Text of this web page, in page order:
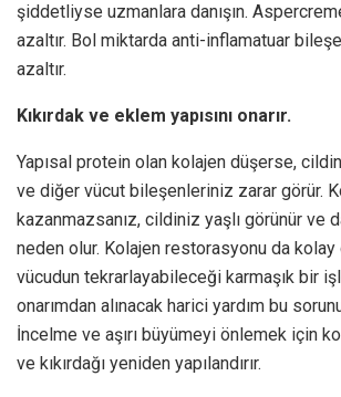
şiddetliyse uzmanlara danışın.
azaltır. Bol miktarda anti-inflamatuar
azaltır.
Kıkırdak ve eklem yapısını onarır.
Yapısal protein olan kolajen düşerse,
ve diğer vücut bileşenleriniz zarar görür.
kazanmazsanız, cildiniz yaşlı görünür ve
neden olur. Kolajen restorasyonu da kolay
vücudun tekrarlayabileceği karmaşık bir
onarımdan alınacak harici yardım bu
İncelme ve aşırı büyümeyi önlemek için
ve kıkırdağı yeniden yapılandırır.